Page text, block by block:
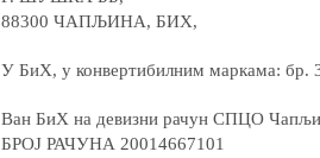
88300 ЧАПЉИНА, БИХ,
У БиХ, у конвертибилним маркама: бр.
Ван БиХ на девизни рачун СПЦО
БРОЈ РАЧУНА 20014667101